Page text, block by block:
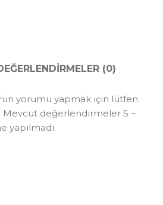
(0)
yorumu yapmak için lütfen
Mevcut değerlendirmeler 5 –
yapılmadı.